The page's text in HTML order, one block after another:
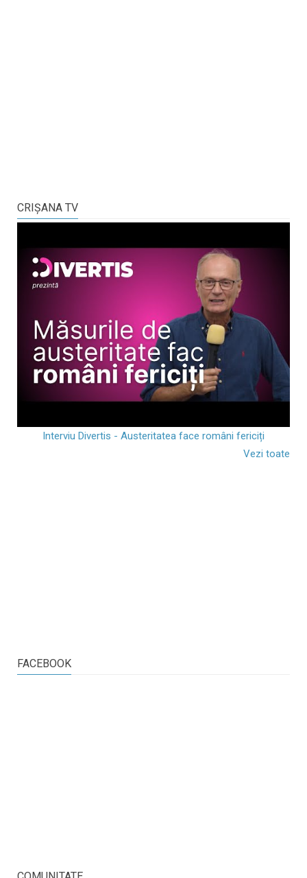
CRIŞANA TV
Interviu Divertis - Austeritatea face români fericiți
Vezi toate
FACEBOOK